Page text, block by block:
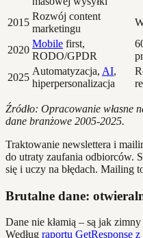
2015
Rozwój content
marketingu
2020
Mobile first,
RODO/GPDR
2025
Automatyzacja, AI,
hiperpersonalizacja
Źródło: Opracowanie własne
dane branżowe 2005-2025.
Traktowanie newslettera i
do utraty zaufania odbiorców.
się i uczy na błędach. Mailing
Brutalne dane:
Dane nie kłamią – są jak zimny
Według raportu GetResponse